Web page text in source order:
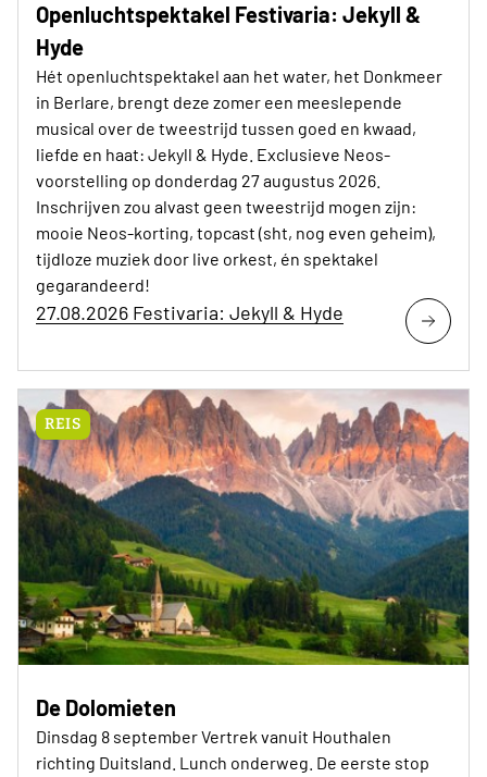
Openluchtspektakel Festivaria: Jekyll &
Hyde
Hét openluchtspektakel aan het water, het Donkmeer
in Berlare, brengt deze zomer een meeslepende
musical over de tweestrijd tussen goed en kwaad,
liefde en haat: Jekyll & Hyde. Exclusieve Neos-
voorstelling op donderdag 27 augustus 2026.
Inschrijven zou alvast geen tweestrijd mogen zijn:
mooie Neos-korting, topcast (sht, nog even geheim),
tijdloze muziek door live orkest, én spektakel
gegarandeerd!
27.08.2026 Festivaria: Jekyll & Hyde
REIS
De Dolomieten
Dinsdag 8 september Vertrek vanuit Houthalen
richting Duitsland. Lunch onderweg. De eerste stop